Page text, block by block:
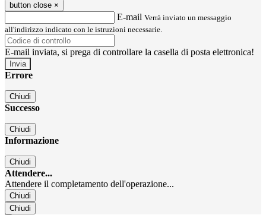
button close ×
E-mail Verrà inviato un messaggio
all'indirizzo indicato con le istruzioni necessarie.
E-mail inviata, si prega di controllare la casella di posta elettronica!
Errore
Chiudi
Successo
Chiudi
Informazione
Chiudi
Attendere...
Attendere il completamento dell'operazione...
Chiudi
Chiudi